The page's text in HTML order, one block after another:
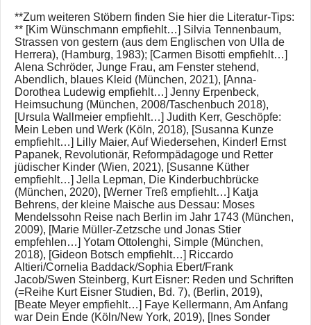
**Zum weiteren Stöbern finden Sie hier die Literatur-Tips:
** [Kim Wünschmann empfiehlt…] Silvia Tennenbaum,
Strassen von gestern (aus dem Englischen von Ulla de
Herrera), (Hamburg, 1983); [Carmen Bisotti empfiehlt…]
Alena Schröder, Junge Frau, am Fenster stehend,
Abendlich, blaues Kleid (München, 2021), [Anna-
Dorothea Ludewig empfiehlt…] Jenny Erpenbeck,
Heimsuchung (München, 2008/Taschenbuch 2018),
[Ursula Wallmeier empfiehlt…] Judith Kerr, Geschöpfe:
Mein Leben und Werk (Köln, 2018), [Susanna Kunze
empfiehlt…] Lilly Maier, Auf Wiedersehen, Kinder! Ernst
Papanek, Revolutionär, Reformpädagoge und Retter
jüdischer Kinder (Wien, 2021), [Susanne Küther
empfiehlt…] Jella Lepman, Die Kinderbuchbrücke
(München, 2020), [Werner Treß empfiehlt…] Katja
Behrens, der kleine Maische aus Dessau: Moses
Mendelssohn Reise nach Berlin im Jahr 1743 (München,
2009), [Marie Müller-Zetzsche und Jonas Stier
empfehlen…] Yotam Ottolenghi, Simple (München,
2018), [Gideon Botsch empfiehlt…] Riccardo
Altieri/Cornelia Baddack/Sophia Ebert/Frank
Jacob/Swen Steinberg, Kurt Eisner: Reden und Schriften
(=Reihe Kurt Eisner Studien, Bd. 7), (Berlin, 2019),
[Beate Meyer empfiehlt…] Faye Kellermann, Am Anfang
war Dein Ende (Köln/New York, 2019), [Ines Sonder